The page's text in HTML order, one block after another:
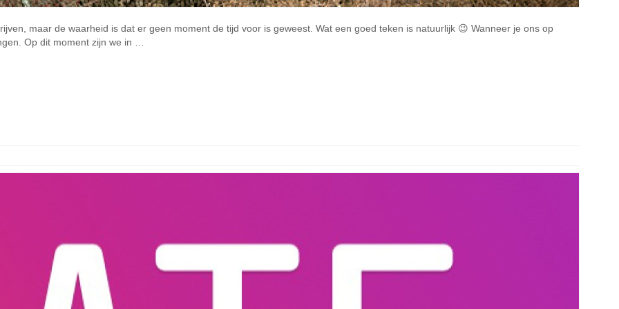
maar de waarheid is dat er geen moment de tijd voor is geweest. Wat een goed teken is natuurlijk 😉 Wanneer je ons op
Op dit moment zijn we in …